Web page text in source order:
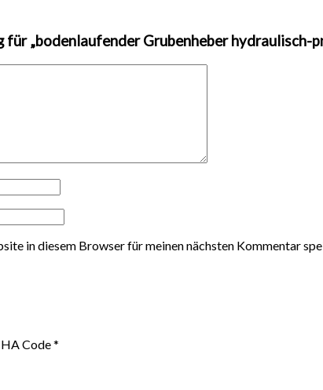
„bodenlaufender Grubenheber hydraulisch-
in diesem Browser für meinen nächsten Kommentar
Code*